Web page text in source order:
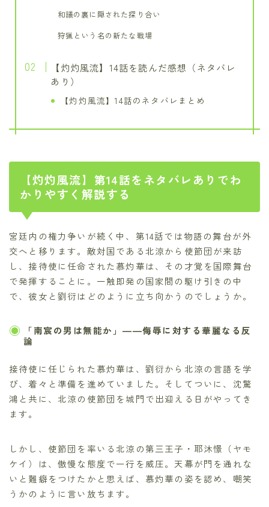
和議の裏に隠された探り合い
狩猟という名の新たな戦場
【灼灼風流】14話を読んだ感想（ネタバレ
あり）
【灼灼風流】14話のネタバレまとめ
【灼灼風流】第14話をネタバレありでわ
かりやすく解説する
宮廷内の権力争いが続く中、第14話では物語の舞台が外
交へと移ります。敵対国である北涼から使節団が来訪
し、接待使に任命された慕灼華は、その才覚を国際舞台
で発揮することに。一触即発の国家間の駆け引きの中
で、彼女と劉衍はどのように立ち向かうのでしょうか。
「南宸の男は無能か」――侮辱に対する華麗なる反
論
接待使に任じられた慕灼華は、劉衍から北涼の言語を学
び、着々と準備を進めていました。そしてついに、沈驚
鴻と共に、北涼の使節団を城門で出迎える日がやってき
ます。
しかし、使節団を率いる北涼の第三王子・耶沐憬（ヤモ
ケイ）は、傲慢な態度で一行を威圧。天幕が門を通れな
いと難癖をつけたかと思えば、慕灼華の姿を認め、嘲笑
うかのように言い放ちます。